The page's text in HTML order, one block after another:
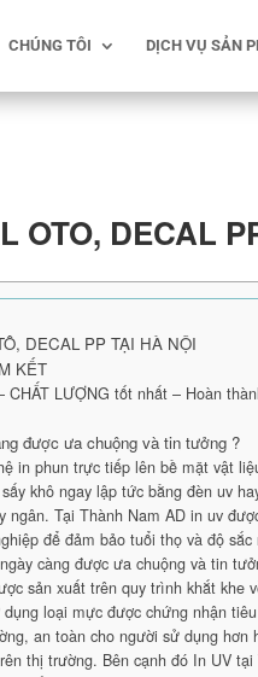
CHÚNG TÔI DỊCH VỤ SẢN
OTO, DECAL
DECAL PP TẠI HÀ NỘI
KẾT
CHẤT LƯỢNG tốt nhất – Hoàn
được ưa chuộng và tin tưởng ?
in phun trực tiếp lên bề mặt vật
khô ngay lập tức bằng đèn uv
ngân. Tại Thành Nam AD in uv
để đảm bảo tuổi thọ và độ
càng được ưa chuộng và tin
sản xuất trên quy trình khắt khe
loại mực được chứng nhận
an toàn cho người sử dụng hơn
thị trường. Bên cạnh đó In UV tại